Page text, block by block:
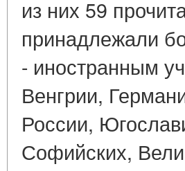
из них 59
принадлежали
- иностранным
Венгрии,
России,
Софийских,